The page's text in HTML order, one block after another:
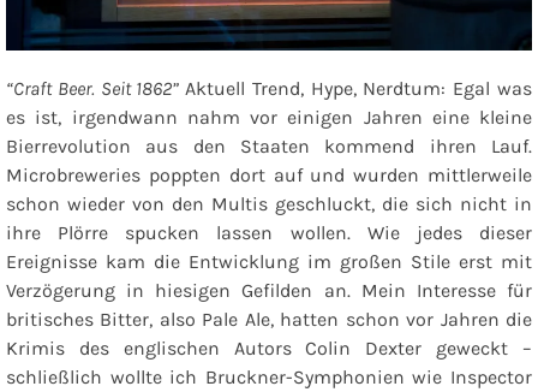
“Craft Beer. Seit 1862” Aktuell Trend, Hype, Nerdtum: Egal was
es ist, irgendwann nahm vor einigen Jahren eine kleine
Bierrevolution aus den Staaten kommend ihren Lauf.
Microbreweries poppten dort auf und wurden mittlerweile
schon wieder von den Multis geschluckt, die sich nicht in
ihre Plörre spucken lassen wollen. Wie jedes dieser
Ereignisse kam die Entwicklung im großen Stile erst mit
Verzögerung in hiesigen Gefilden an. Mein Interesse für
britisches Bitter, also Pale Ale, hatten schon vor Jahren die
Krimis des englischen Autors Colin Dexter geweckt –
schließlich wollte ich Bruckner-Symphonien wie Inspector